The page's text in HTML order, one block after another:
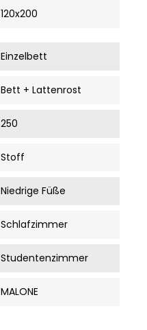
120x200
Einzelbett
Bett + Lattenrost
250
Stoff
Niedrige Füße
Schlafzimmer
Studentenzimmer
MALONE